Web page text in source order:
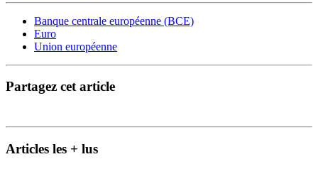
Banque centrale européenne (BCE)
Euro
Union européenne
Partagez cet article
Articles les + lus